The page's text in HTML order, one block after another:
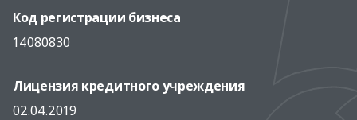
Код регистрации бизнеса
14080830
Лицензия кредитного учреждения
02.04.2019